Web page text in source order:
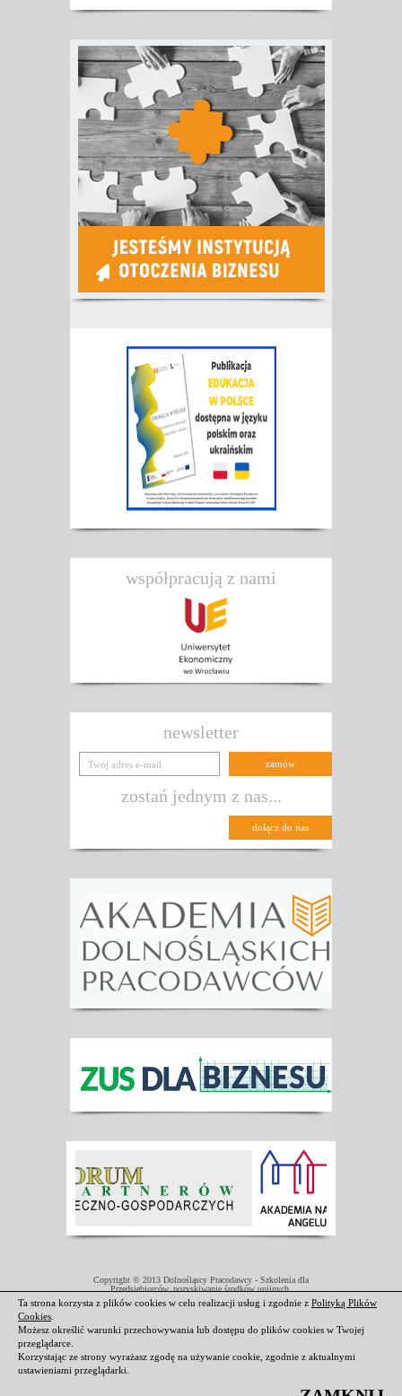
współpracują z nami
newsletter
zostań jednym z nas...
Copyright © 2013 Dolnośląscy Pracodawcy - Szkolenia dla
Przedsiębiorców, pozyskiwanie środków unijnych.
Projekt współfinansowany przez Unię Europejską w ramach Europejskiego
Funduszu Społecznego.
Ta strona korzysta z plików cookies w celu realizacji usług i zgodnie z Polityką Plików
Cookies
Możesz określić warunki przechowywania lub dostępu do plików cookies w Twojej
przeglądarce.
Korzystając ze strony wyrażasz zgodę na używanie cookie, zgodnie z aktualnymi
ustawieniami przeglądarki.